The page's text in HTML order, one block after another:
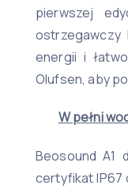
pierwszej
ostrzegawczy
energii i
Olufsen, aby
W pełni
Beosound A1
certyfikat IP67